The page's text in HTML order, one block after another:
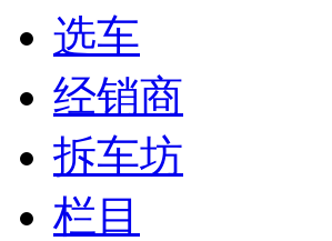
选车
经销商
拆车坊
栏目